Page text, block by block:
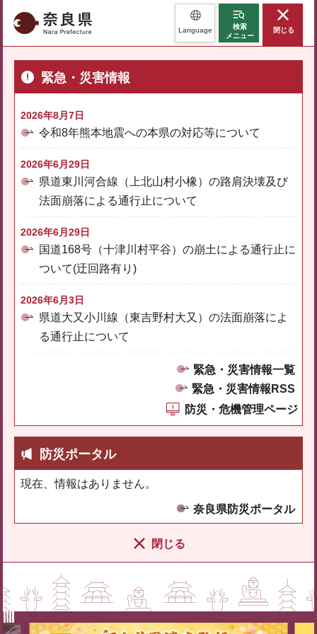
奈良県 Language
検索
メニュー
閉じる
緊急・災害情報
2026年8月7日
令和8年熊本地震への本県の対応等について
2026年6月29日
県道東川河合線（上北山村小橡）の路肩決壊及び
法面崩落による通行止について
2026年6月29日
国道168号（十津川村平谷）の崩土による通行止に
ついて(迂回路有り)
2026年6月3日
県道大又小川線（東吉野村大又）の法面崩落によ
る通行止について
緊急・災害情報一覧
緊急・災害情報RSS
防災・危機管理ページ
防災ポータル
現在、情報はありません。
奈良県防災ポータル
閉じる